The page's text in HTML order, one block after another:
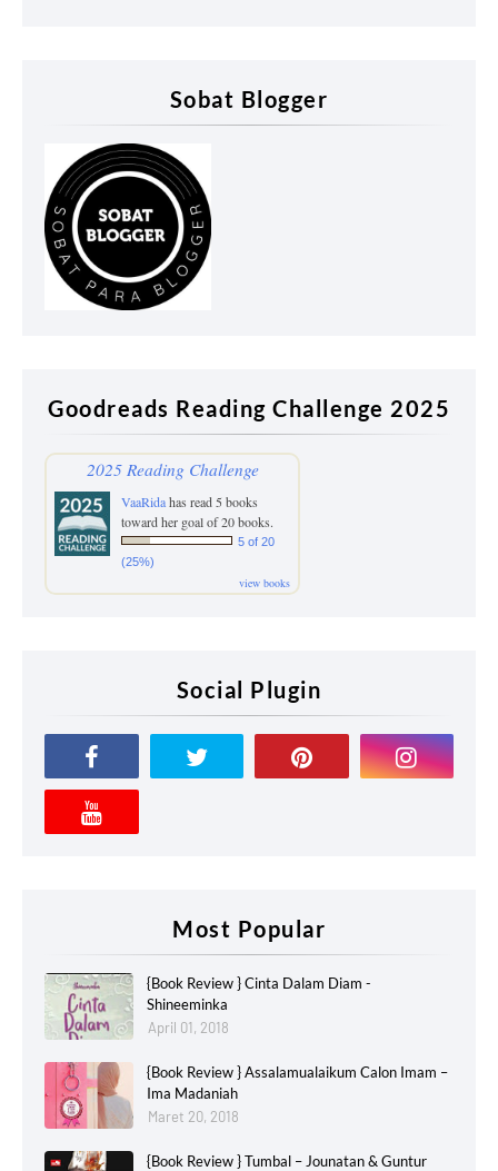
Sobat Blogger
Goodreads Reading Challenge 2025
2025 Reading Challenge
VaaRidahas read 5 books
toward her goal of 20 books.
5 of 20
(25%)
view books
Social Plugin
Most Popular
{Book Review } Cinta Dalam Diam -
Shineeminka
April 01, 2018
{Book Review } Assalamualaikum Calon Imam –
Ima Madaniah
Maret 20, 2018
{Book Review } Tumbal – Jounatan & Guntur